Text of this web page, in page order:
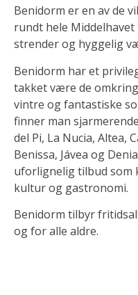
Benidorm er en av de
rundt hele
strender og hyggelig
Benidorm har et
takket være de
vintre og fantastiske
finner man
del Pi, La Nucia, Altea,
Benissa, Jávea og
uforlignelig tilbud som
kultur og gastronomi.
Benidorm tilbyr
og for alle aldre.